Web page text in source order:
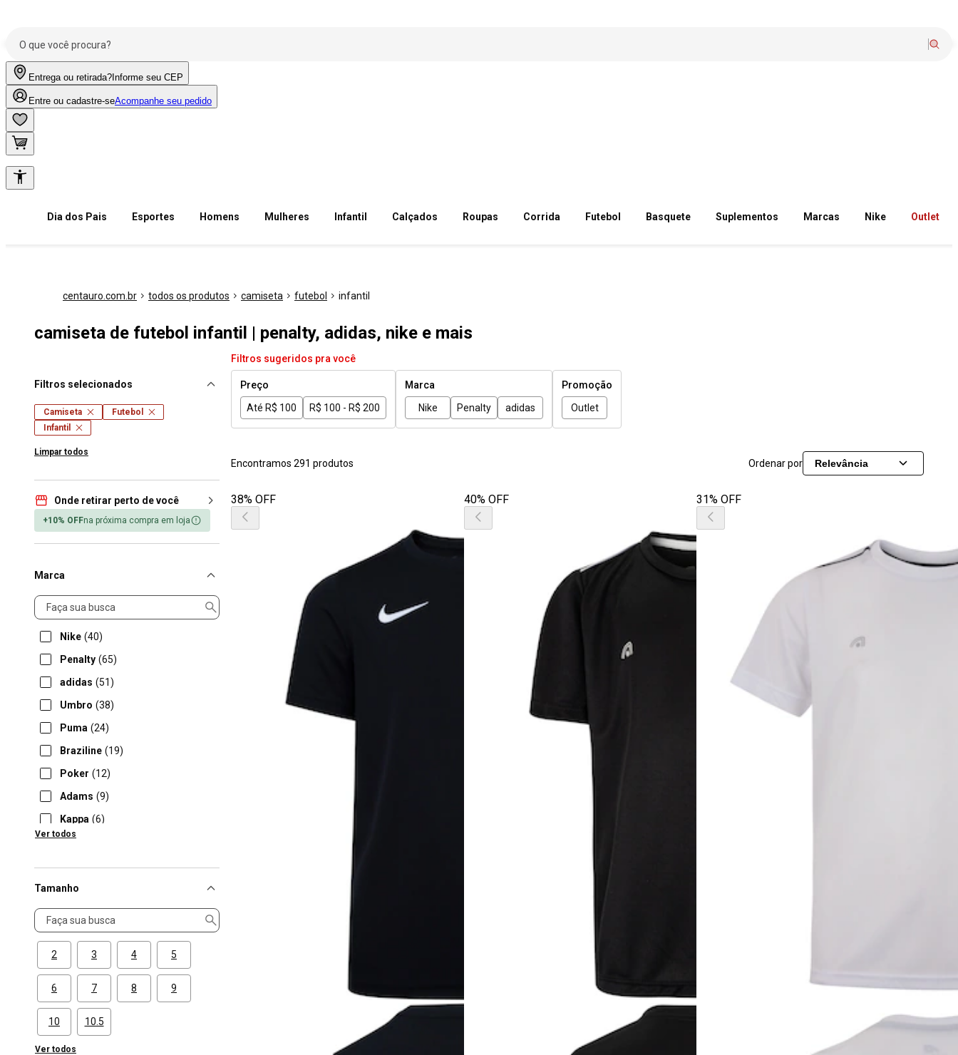
Entrega ou retirada? Informe seu CEP
Entre ou cadastre-seAcompanhe seu pedido
Dia dos Pais Esportes Homens Mulheres Infantil Calçados Roupas Corrida Futebol Basquete Suplementos Marcas Nike Outlet
centauro.com.br todos os produtos camiseta futebol infantil
camiseta de futebol infantil | penalty, adidas, nike e mais
Filtros selecionados
Camiseta
Futebol
Infantil
Limpar todos
Onde retirar perto de você
+10% OFFna próxima compra em loja
Marca
Marca
Nike (40)
Penalty (65)
adidas (51)
Umbro (38)
Puma (24)
Braziline (19)
Poker (12)
Adams (9)
Kappa (6)
Betel
Ver todos
Tamanho
Tamanho
2 3 4 5
6 7 8 9
10 10.5
Ver todos
Filtros sugeridos pra você
Preço
Até R$ 100
R$ 100 - R$ 200
Marca
Nike
Penalty adidas
Promoção
Outlet
Encontramos 291 produtos Ordenar por Relevância
38% OFF 40% OFF 31% OFF